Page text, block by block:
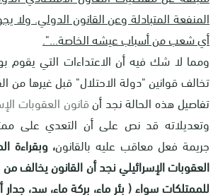
المنفعة المتبادلة وعن القانون الدولي. ولا
أي شعب من أسباب عيشه الخاصة...".
ومما لا شك فيه أن الاعتداءات التي يقوم
تخالف قوانين "دولة الاحتلال" قبل غيرها من
تفاصيل هذه الحالة نجد أنقانون العقوبات
وتعديلاته قد نص على أن التعدي على
جريمة فعل معاقب عليه بالقانون
العقوبات الإسرائيلي نجد أن القانون يخالف
للممتلكات سواء ( بئر ماء، بركة ماء، سد، جدار